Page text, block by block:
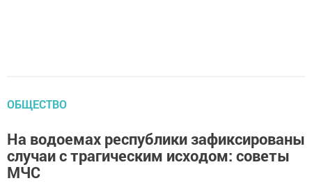
ОБЩЕСТВО
На водоемах республики зафиксированы
случаи с трагическим исходом: советы
МЧС